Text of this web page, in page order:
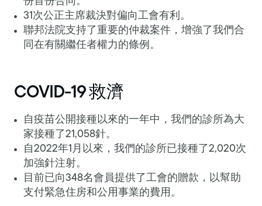
31次公正主席裁決對偏向工會有利。
聯邦法院支持了重要的仲裁案件，增強了我們合
同在有關繼任者權力的條例。
COVID-19 救濟
自疫苗公開接種以來的一年中，我們的診所為大
家接種了21,058針。
自2022年1月以來，我們的診所已接種了2,020次
加強針注射。
目前已向348名會員提供了工會的贈款，以幫助
支付緊急住房和公用事業的費用。